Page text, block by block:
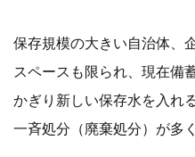
保存規模の大きい自治体、
スペースも限られ、現在備
かぎり新しい保存水を入れ
一斉処分（廃棄処分）が多